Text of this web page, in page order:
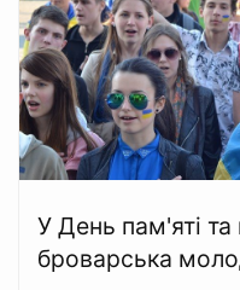
У День пам'яті
броварська